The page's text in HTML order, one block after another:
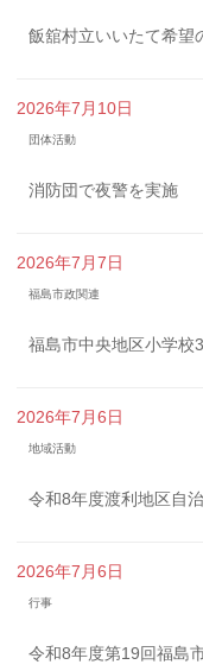
飯舘村立いいたて希望
2026年7月10日
団体活動
消防団で夜警を実施
2026年7月7日
福島市政関連
福島市中央地区小学校
2026年7月6日
地域活動
令和8年度渡利地区自
2026年7月6日
行事
令和8年度第19回福島